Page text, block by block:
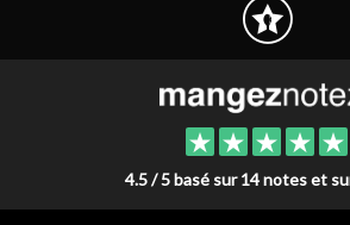
4.5 / 5 basé sur 14 notes et